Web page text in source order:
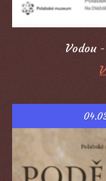
Vodou